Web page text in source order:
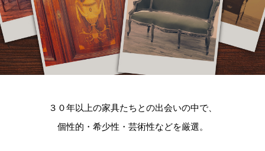
３０年以上の家具たちとの出会いの中で、
個性的・希少性・芸術性などを厳選。